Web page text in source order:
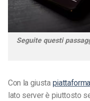
Seguite questi
Con la giusta
lato server è piuttosto